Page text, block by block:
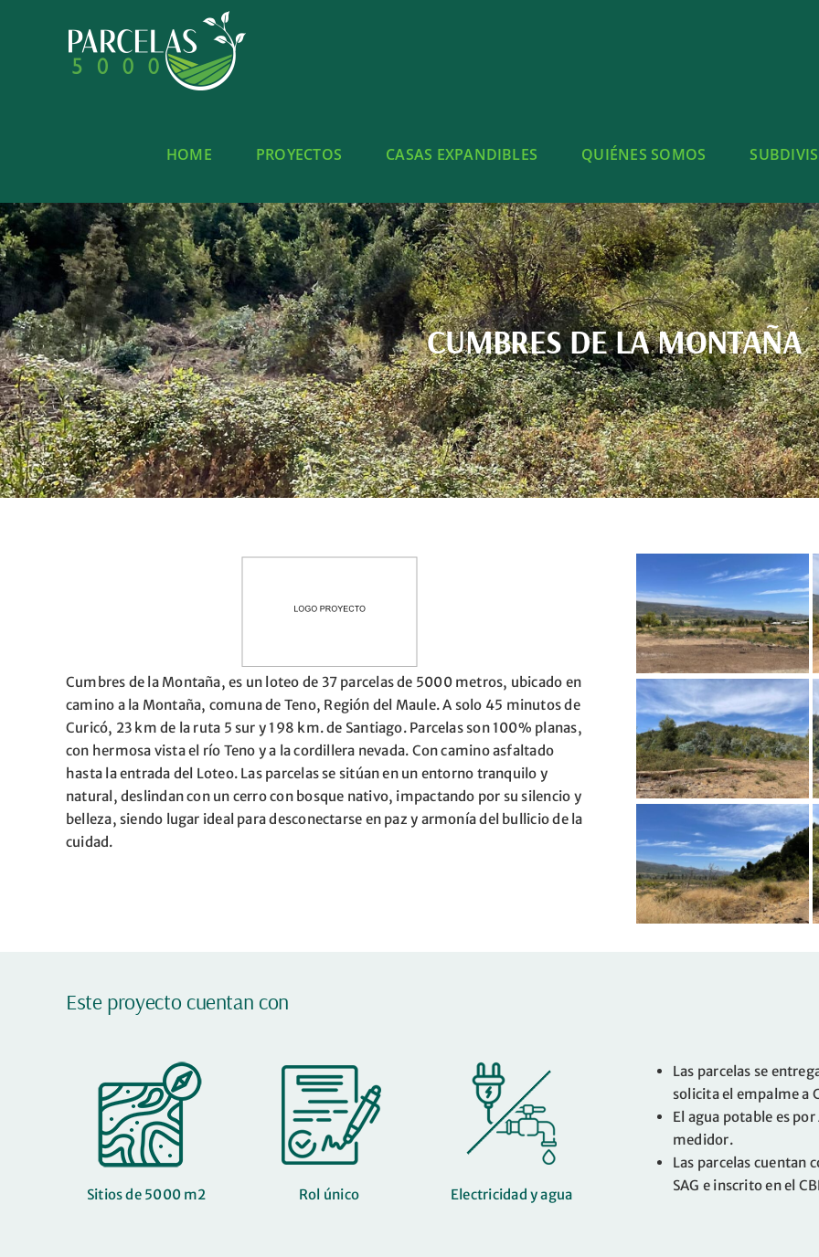
HOME PROYECTOS CASAS EXPANDIBLES QUIÉNES SOMOS
CUMBRES DE LA MONTAÑA
Cumbres de la Montaña, es un loteo de 37 parcelas de 5000 metros, ubicado en
camino a la Montaña, comuna de Teno, Región del Maule. A solo 45 minutos de
Curicó, 23 km de la ruta 5 sur y 198 km. de Santiago. Parcelas son 100% planas,
con hermosa vista el río Teno y a la cordillera nevada. Con camino asfaltado
hasta la entrada del Loteo. Las parcelas se sitúan en un entorno tranquilo y
natural, deslindan con un cerro con bosque nativo, impactando por su silencio y
belleza, siendo lugar ideal para desconectarse en paz y armonía del bullicio de la
cuidad.
Este proyecto cuentan con
Sitios de 5000 m2 Rol único Electricidad y agua
Las parcelas se
solicita el empalme a
El agua potable es
medidor.
Las parcelas cuentan
SAG e inscrito en el